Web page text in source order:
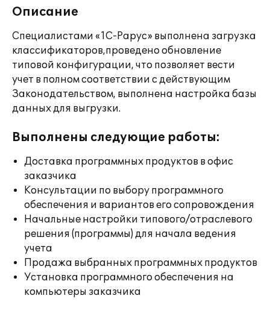
Описание
Специалистами «1С-Рарус» выполнена загрузка
классификаторов,проведено обновление
типовой конфигурации, что позволяет вести
учет в полном соответствии с действующим
Законодательством, выполнена настройка базы
данных для выгрузки.
Выполнены следующие работы:
Доставка программных продуктов в офис
заказчика
Консультации по выбору программного
обеспечения и вариантов его сопровождения
Начальные настройки типового/отраслевого
решения (программы) для начала ведения
учета
Продажа выбранных программных продуктов
Установка программного обеспечения на
компьютеры заказчика